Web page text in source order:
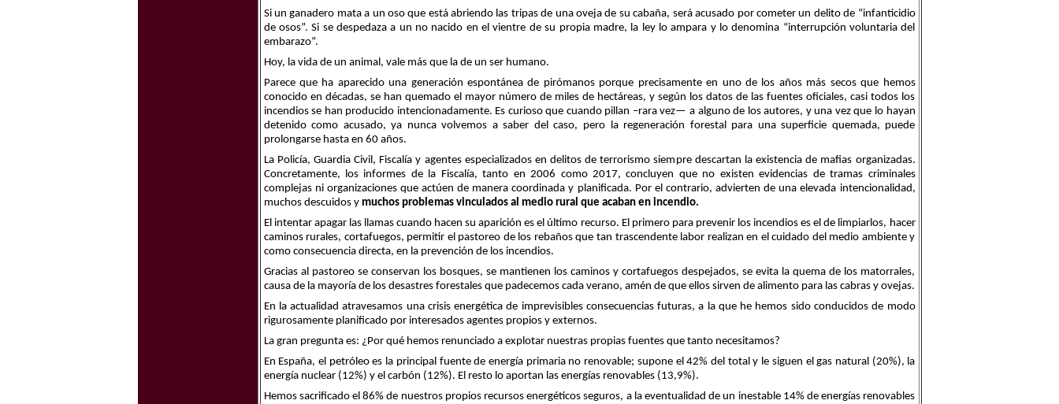
Si un ganadero mata a un oso que está abriendo las tripas de una oveja de su cabaña, será acusado por cometer un delito de “infanticidio
de osos”. Si se despedaza a un no nacido en el vientre de su propia madre, la ley lo ampara y lo denomina “interrupción voluntaria del
embarazo”.
Hoy, la vida de un animal, vale más que la de un ser humano.
Parece que ha aparecido una generación espontánea de pirómanos porque precisamente en uno de los años más secos que hemos
conocido en décadas, se han quemado el mayor número de miles de hectáreas, y según los datos de las fuentes oficiales, casi todos los
incendios se han producido intencionadamente. Es curioso que cuando pillan –rara vez— a alguno de los autores, y una vez que lo hayan
detenido como acusado, ya nunca volvemos a saber del caso, pero la regeneración forestal para una superficie quemada, puede
prolongarse hasta en 60 años.
La Policía, Guardia Civil, Fiscalía y agentes especializados en delitos de terrorismo siempre descartan la existencia de mafias organizadas.
Concretamente, los informes de la Fiscalía, tanto en 2006 como 2017, concluyen que no existen evidencias de tramas criminales
complejas ni organizaciones que actúen de manera coordinada y planificada. Por el contrario, advierten de una elevada intencionalidad,
muchos descuidos y muchos problemas vinculados al medio rural que acaban en incendio.
El intentar apagar las llamas cuando hacen su aparición es el último recurso. El primero para prevenir los incendios es el de limpiarlos, hacer
caminos rurales, cortafuegos, permitir el pastoreo de los rebaños que tan trascendente labor realizan en el cuidado del medio ambiente y
como consecuencia directa, en la prevención de los incendios.
Gracias al pastoreo se conservan los bosques, se mantienen los caminos y cortafuegos despejados, se evita la quema de los matorrales,
causa de la mayoría de los desastres forestales que padecemos cada verano, amén de que ellos sirven de alimento para las cabras y ovejas.
En la actualidad atravesamos una crisis energética de imprevisibles consecuencias futuras, a la que he hemos sido conducidos de modo
rigurosamente planificado por interesados agentes propios y externos.
La gran pregunta es: ¿Por qué hemos renunciado a explotar nuestras propias fuentes que tanto necesitamos?
En España, el petróleo es la principal fuente de energía primaria no renovable; supone el 42% del total y le siguen el gas natural (20%), la
energía nuclear (12%) y el carbón (12%). El resto lo aportan las energías renovables (13,9%).
Hemos sacrificado el 86% de nuestros propios recursos energéticos seguros, a la eventualidad de un inestable 14% de energías renovables